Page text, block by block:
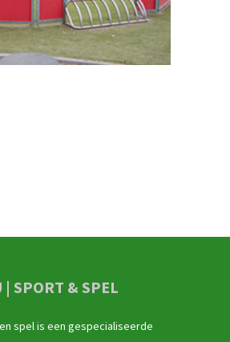
| SPORT & SPEL
spel is een gespecialiseerde